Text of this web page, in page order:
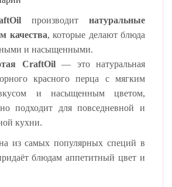
производит
натуральные
качества, которые делают блюда
и насыщенными.
CraftOil— это натуральная
красного перца с мягким
и насыщенным цветом,
подходит для повседневной и
кухни.
из самых популярных специй в
блюдам аппетитный цвет и